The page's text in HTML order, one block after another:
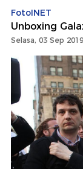
FotoINET
Unboxing
Selasa, 03 Sep